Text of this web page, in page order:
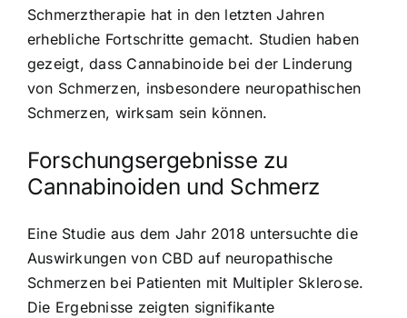
Schmerztherapie hat in den letzten Jahren
erhebliche Fortschritte gemacht. Studien haben
gezeigt, dass Cannabinoide bei der Linderung
von Schmerzen, insbesondere neuropathischen
Schmerzen, wirksam sein können.
Forschungsergebnisse zu
Cannabinoiden und Schmerz
Eine Studie aus dem Jahr 2018 untersuchte die
Auswirkungen von CBD auf neuropathische
Schmerzen bei Patienten mit Multipler Sklerose.
Die Ergebnisse zeigten signifikante